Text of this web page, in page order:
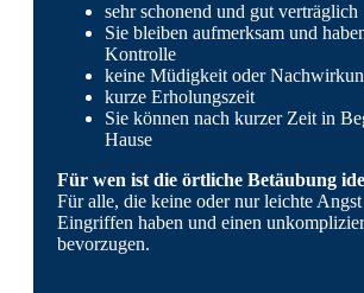
sehr schonend und gut verträglich
Sie bleiben aufmerksam und
Kontrolle
keine Müdigkeit oder
kurze Erholungszeit
Sie können nach kurzer Zeit in
Hause
Für wen ist die örtliche Betäubung
Für alle, die keine oder nur leichte
Eingriffen haben und einen
bevorzugen.